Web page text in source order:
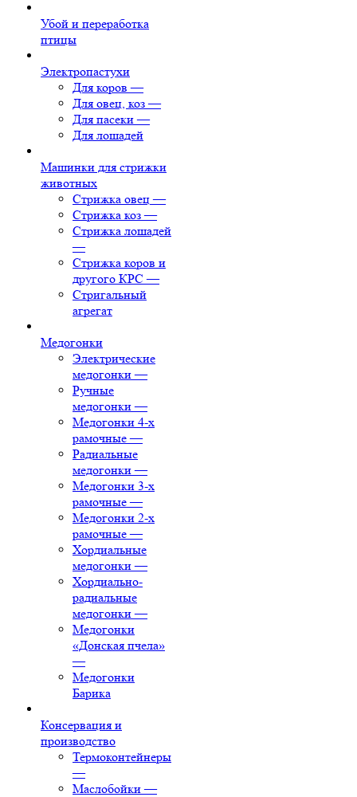
Убой и переработка
птицы
Электропастухи
Для коров —
Для овец, коз —
Для пасеки —
Для лошадей
Машинки для стрижки
животных
Стрижка овец —
Стрижка коз —
Стрижка лошадей
—
Стрижка коров и
другого КРС —
Стригальный
агрегат
Медогонки
Электрические
медогонки —
Ручные
медогонки —
Медогонки 4-х
рамочные —
Радиальные
медогонки —
Медогонки 3-х
рамочные —
Медогонки 2-х
рамочные —
Хордиальные
медогонки —
Хордиально-
радиальные
медогонки —
Медогонки
«Донская пчела»
—
Медогонки
Барика
Консервация и
производство
Термоконтейнеры
—
Маслобойки —